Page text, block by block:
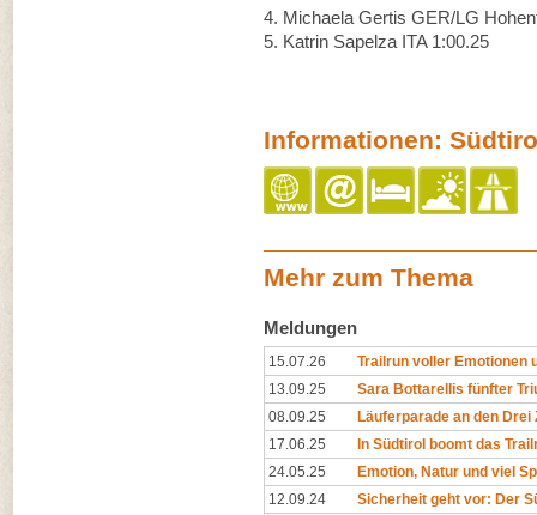
4. Michaela Gertis GER/LG
5. Katrin Sapelza ITA 1:00.25
Informationen:
Mehr zum Thema
Meldungen
15.07.26
Trailrun voller Emotionen
13.09.25
Sara Bottarellis fünfter
08.09.25
Läuferparade an den Drei
17.06.25
In Südtirol boomt das
24.05.25
Emotion, Natur und viel
12.09.24
Sicherheit geht vor: Der